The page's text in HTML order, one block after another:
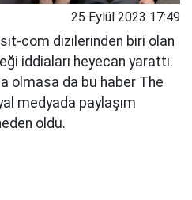
25 Eylül 2023 17:49
sit-com dizilerinden biri olan
iddiaları heyecan yarattı.
olmasa da bu haber The
medyada paylaşım
oldu.